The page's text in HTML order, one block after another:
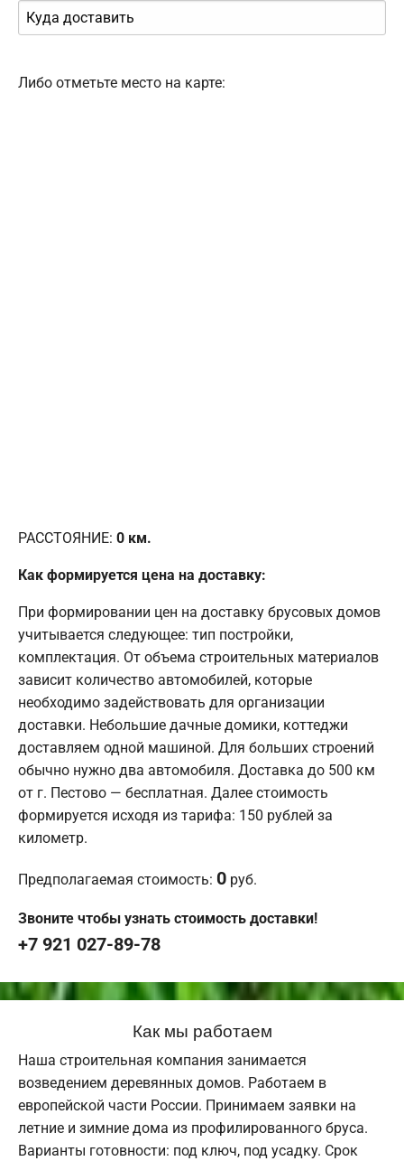
Либо отметьте место на карте:
РАССТОЯНИЕ: 0 км.
Как формируется цена на доставку:
При формировании цен на доставку брусовых домов
учитывается следующее: тип постройки,
комплектация. От объема строительных материалов
зависит количество автомобилей, которые
необходимо задействовать для организации
доставки. Небольшие дачные домики, коттеджи
доставляем одной машиной. Для больших строений
обычно нужно два автомобиля. Доставка до 500 км
от г. Пестово — бесплатная. Далее стоимость
формируется исходя из тарифа: 150 рублей за
километр.
Предполагаемая стоимость: 0 руб.
Звоните чтобы узнать стоимость доставки!
+7 921 027-89-78
Как мы работаем
Наша строительная компания занимается
возведением деревянных домов. Работаем в
европейской части России. Принимаем заявки на
летние и зимние дома из профилированного бруса.
Варианты готовности: под ключ, под усадку. Срок